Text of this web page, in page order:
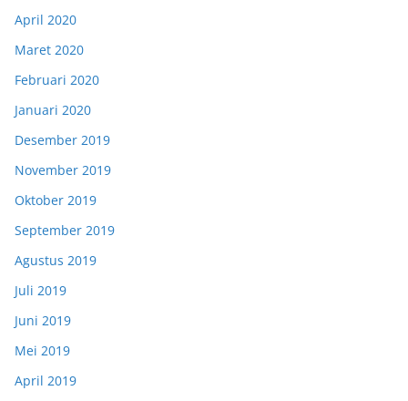
April 2020
Maret 2020
Februari 2020
Januari 2020
Desember 2019
November 2019
Oktober 2019
September 2019
Agustus 2019
Juli 2019
Juni 2019
Mei 2019
April 2019